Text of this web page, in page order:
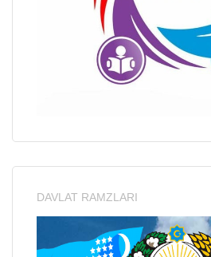
DAVLAT RAMZLARI